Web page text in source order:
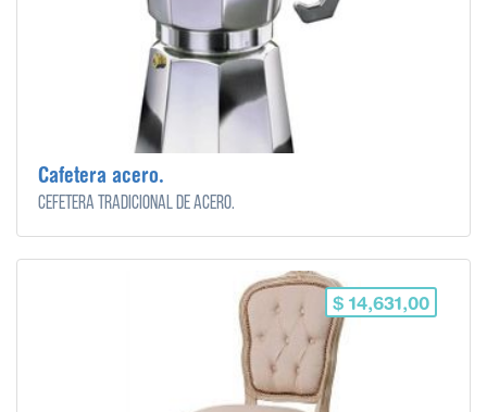
Cafetera acero.
Cefetera tradicional de acero.
$ 14,631,00